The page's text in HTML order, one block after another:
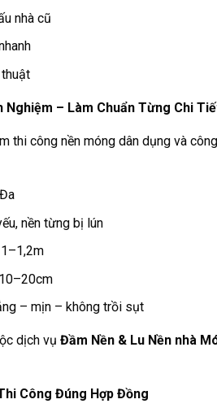
nhà cũ
Nghiệm – Làm Chuẩn Từng Chi
thi công nền móng dân dụng và
nền từng bị lún
– mịn – không trồi sụt
dịch vụ Đầm Nền & Lu Nền nhà
Công Đúng Hợp Đồng